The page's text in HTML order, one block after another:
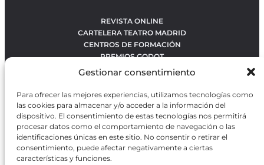
Gestionar consentimiento
Para ofrecer las mejores experiencias, utilizamos tecnologías como
las cookies para almacenar y/o acceder a la información del
dispositivo. El consentimiento de estas tecnologías nos permitirá
procesar datos como el comportamiento de navegación o las
identificaciones únicas en este sitio. No consentir o retirar el
consentimiento, puede afectar negativamente a ciertas
características y funciones.
REVISTA ONLINE
CARTELERA TEATRO MADRID
CENTROS DE FORMACIÓN
PREMIOS GODOT
CONTACTO
OBRAS MÁS VOTADAS
RANKING MEJORES OBRAS
BÚSQUEDA AVANZADA DE OBRAS